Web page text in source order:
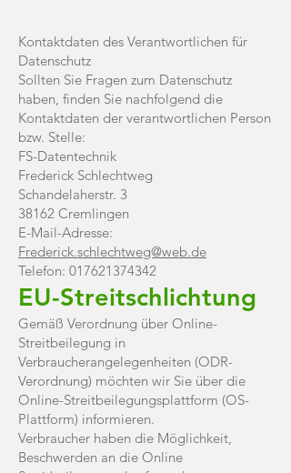
Kontaktdaten des Verantwortlichen für
Datenschutz
Sollten Sie Fragen zum Datenschutz
haben, finden Sie nachfolgend die
Kontaktdaten der verantwortlichen Person
bzw. Stelle:
FS-Datentechnik
Frederick Schlechtweg
Schandelaherstr. 3
38162 Cremlingen
E-Mail-Adresse:
Frederick.schlechtweg@web.de
Telefon: 017621374342
EU-Streitschlichtung
Gemäß Verordnung über Online-
Streitbeilegung in
Verbraucherangelegenheiten (ODR-
Verordnung) möchten wir Sie über die
Online-Streitbeilegungsplattform (OS-
Plattform) informieren.
Verbraucher haben die Möglichkeit,
Beschwerden an die Online